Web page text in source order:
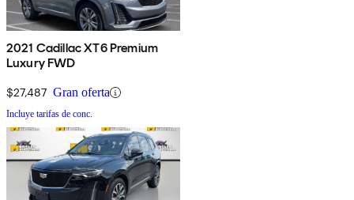
2021 Cadillac XT6 Premium
Luxury FWD
$27,487 Gran oferta
Incluye tarifas de conc.